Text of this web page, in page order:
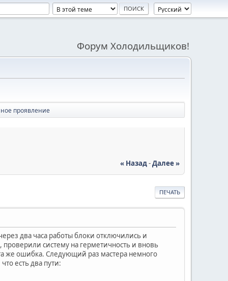
Форум Холодильщиков!
проявление
« Назад-Далее »
ПЕЧАТЬ
два часа работы блоки отключились и
систему на герметичность и вновь
же ошибка. Следующий раз мастера немного
есть два пути: